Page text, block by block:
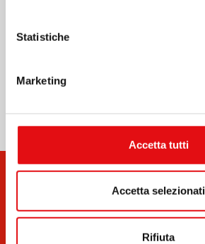
Statistiche
Marketing
Accetta tutti
Accetta selezionati
Rifiuta